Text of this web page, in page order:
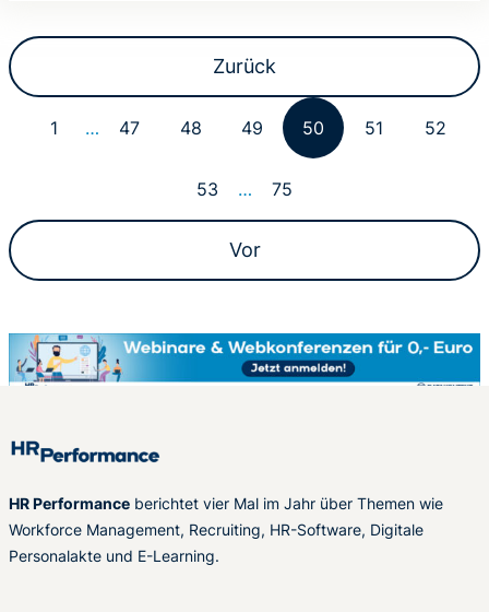
Zurück
1 … 47 48 49 50 51 52
53 … 75
Vor
HR Performance berichtet vier Mal im Jahr über Themen wie
Workforce Management, Recruiting, HR-Software, Digitale
Personalakte und E-Learning.